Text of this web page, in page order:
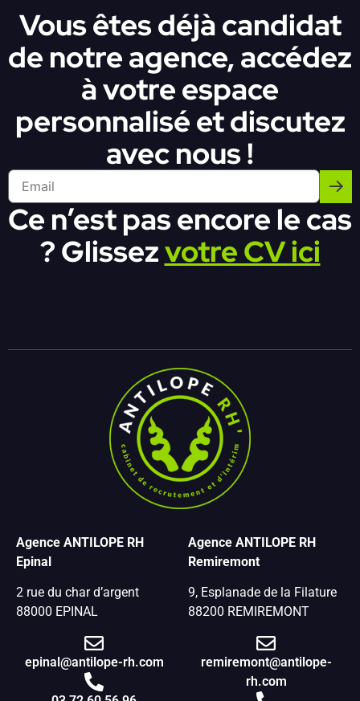
Vous êtes déjà candidat
de notre agence, accédez
à votre espace
personnalisé et discutez
avec nous !
Ce n’est pas encore le cas
? Glissezvotre CV ici
Agence ANTILOPE RH
Epinal
2 rue du char d’argent
88000 EPINAL
epinal@antilope-rh.com
Agence ANTILOPE RH
Remiremont
9, Esplanade de la Filature
88200 REMIREMONT
remiremont@antilope-
rh.com